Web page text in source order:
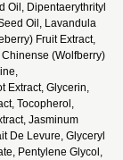
Oil, Dipentaerythrityl
Oil, Lavandula
Fruit Extract,
(Wolfberry)
Extract, Glycerin,
Tocopherol,
Jasminum
De Levure, Glyceryl
Pentylene Glycol,